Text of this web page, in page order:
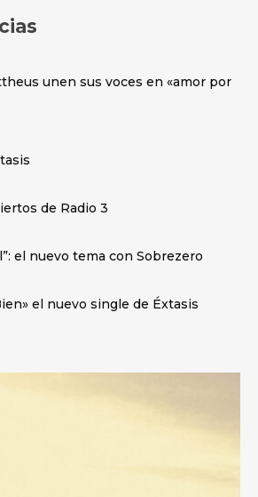
unen sus voces en «amor por
de Radio 3
el nuevo tema con Sobrezero
el nuevo single de Éxtasis